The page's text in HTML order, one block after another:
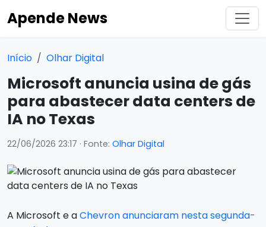
Apende News
Início Olhar Digital
Microsoft anuncia usina de gás
para abastecer data centers de
IA no Texas
22/06/2026 23:17 · Fonte: Olhar Digital
A Microsoft e aChevron anunciaram nesta segunda-